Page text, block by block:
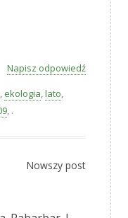
Napisz odpowiedź
, ekologia,lato,
, .
Nowszy post